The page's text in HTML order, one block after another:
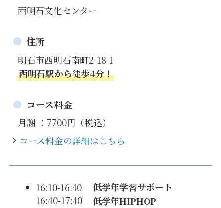
西明石文化センター
住所
明石市西明石南町2-18-1
西明石駅から徒歩4分！
コース料金
月謝 ：7700円（税込）
コース料金の詳細はこちら
16:10-16:40
16:40-17:40
低学年学習サポート
低学年HIPHOP